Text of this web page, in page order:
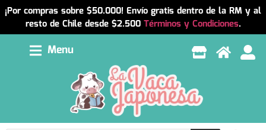
¡Por compras sobre $50.000! Envío gratis dentro de la RM y al
resto de Chile desde $2.500 Términos y Condiciones.
Menu